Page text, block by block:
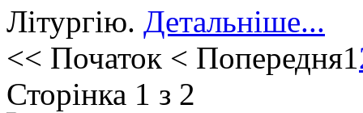
Літургію. Детальніше...
<< Початок < Попередня1
Сторінка 1 з 2